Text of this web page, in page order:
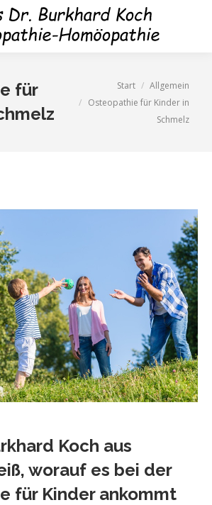
für
Sie befinden sich hier:
Start
Allgemein
Osteopathie für Kinder in
Schmelz
Koch aus
worauf es bei der
für Kinder ankommt